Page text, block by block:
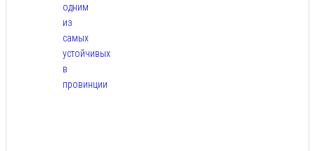
одним
из
самых
устойчивых
в
провинции